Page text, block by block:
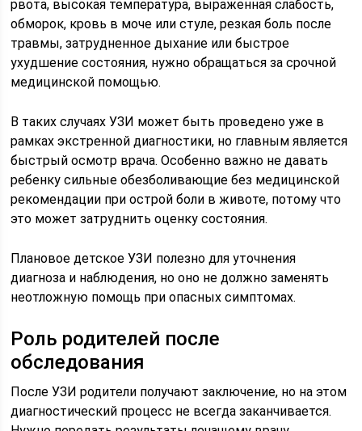
рвота, высокая температура, выраженная слабость,
обморок, кровь в моче или стуле, резкая боль после
травмы, затрудненное дыхание или быстрое
ухудшение состояния, нужно обращаться за срочной
медицинской помощью.
В таких случаях УЗИ может быть проведено уже в
рамках экстренной диагностики, но главным является
быстрый осмотр врача. Особенно важно не давать
ребенку сильные обезболивающие без медицинской
рекомендации при острой боли в животе, потому что
это может затруднить оценку состояния.
Плановое детское УЗИ полезно для уточнения
диагноза и наблюдения, но оно не должно заменять
неотложную помощь при опасных симптомах.
Роль родителей после
обследования
После УЗИ родители получают заключение, но на этом
диагностический процесс не всегда заканчивается.